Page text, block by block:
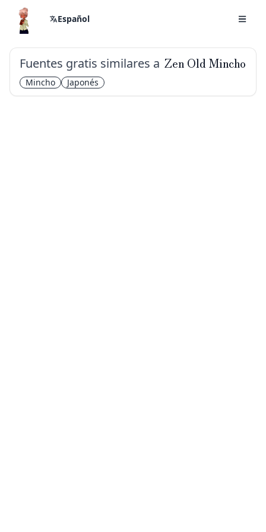
Español
Fuentes gratis similares a Zen Old Mincho
Mincho Japonés